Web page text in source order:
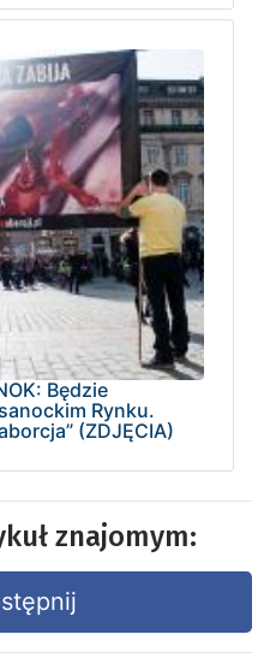
Będzie
Rynku.
(ZDJĘCIA)
znajomym: